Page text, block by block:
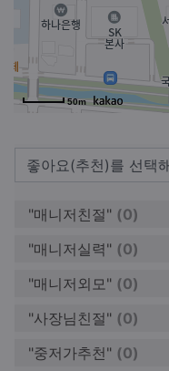
50m
"매니저친절" (0)
"매니저실력" (0)
"매니저외모" (0)
"사장님친절" (0)
"중저가추천" (0)